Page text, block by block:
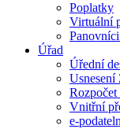
Poplatky
Virtuální
Úřad
Úřední
Usnesení
Rozpočet
Vnitřní
e-